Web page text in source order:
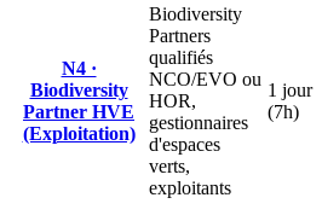
N4 ·
Biodiversity
Partner HVE
(Exploitation)
Biodiversity
Partners
qualifiés
NCO/EVO ou
HOR,
gestionnaires
d'espaces
verts,
exploitants
1 jour
(7h)